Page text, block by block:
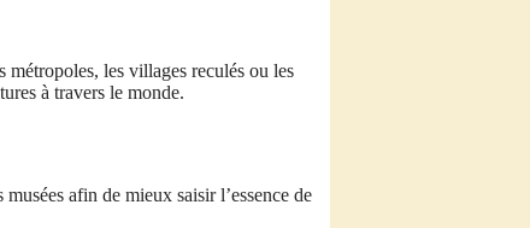
métropoles, les villages reculés ou les
à travers le monde.
afin de mieux saisir l’essence de